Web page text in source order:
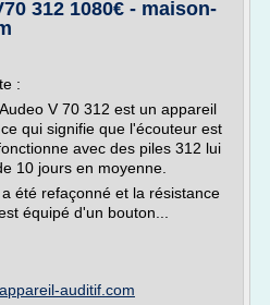
312 1080€ - maison-
:
V 70 312 est un appareil
qui signifie que l'écouteur est
avec des piles 312 lui
10 jours en moyenne.
été refaçonné et la résistance
équipé d'un bouton...
auditif.com